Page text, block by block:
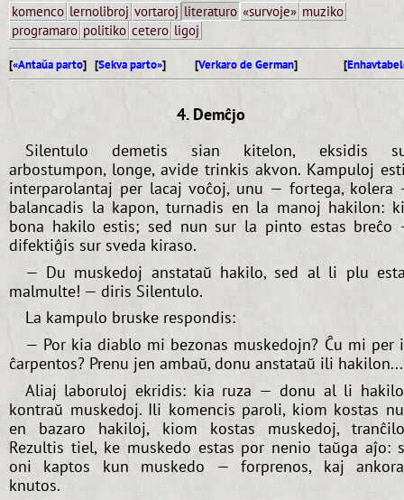
komenco lernolibroj vortaroj literaturo «survoje» muziko
programaro politiko cetero ligoj
[«Antaŭa parto] [Sekva parto»] [Verkaro de German] [
4. Demĉjo
Silentulo demetis sian kitelon, eksidis
arbostumpon, longe, avide trinkis akvon. Kampuloj
interparolantaj per lacaj voĉoj, unu — fortega, kolera
balancadis la kapon, turnadis en la manoj hakilon:
bona hakilo estis; sed nun sur la pinto estas breĉo
difektiĝis sur sveda kiraso.
— Du muskedoj anstataŭ hakilo, sed al li plu
malmulte! — diris Silentulo.
La kampulo bruske respondis:
— Por kia diablo mi bezonas muskedojn? Ĉu mi per
ĉarpentos? Prenu jen ambaŭ, donu anstataŭ ili hakilon...
Aliaj laboruloj ekridis: kia ruza — donu al li
kontraŭ muskedoj. Ili komencis paroli, kiom kostas
en bazaro hakiloj, kiom kostas muskedoj,
Rezultis tiel, ke muskedo estas por nenio taŭga aĵo:
oni kaptos kun muskedo — forprenos, kaj
knutos.